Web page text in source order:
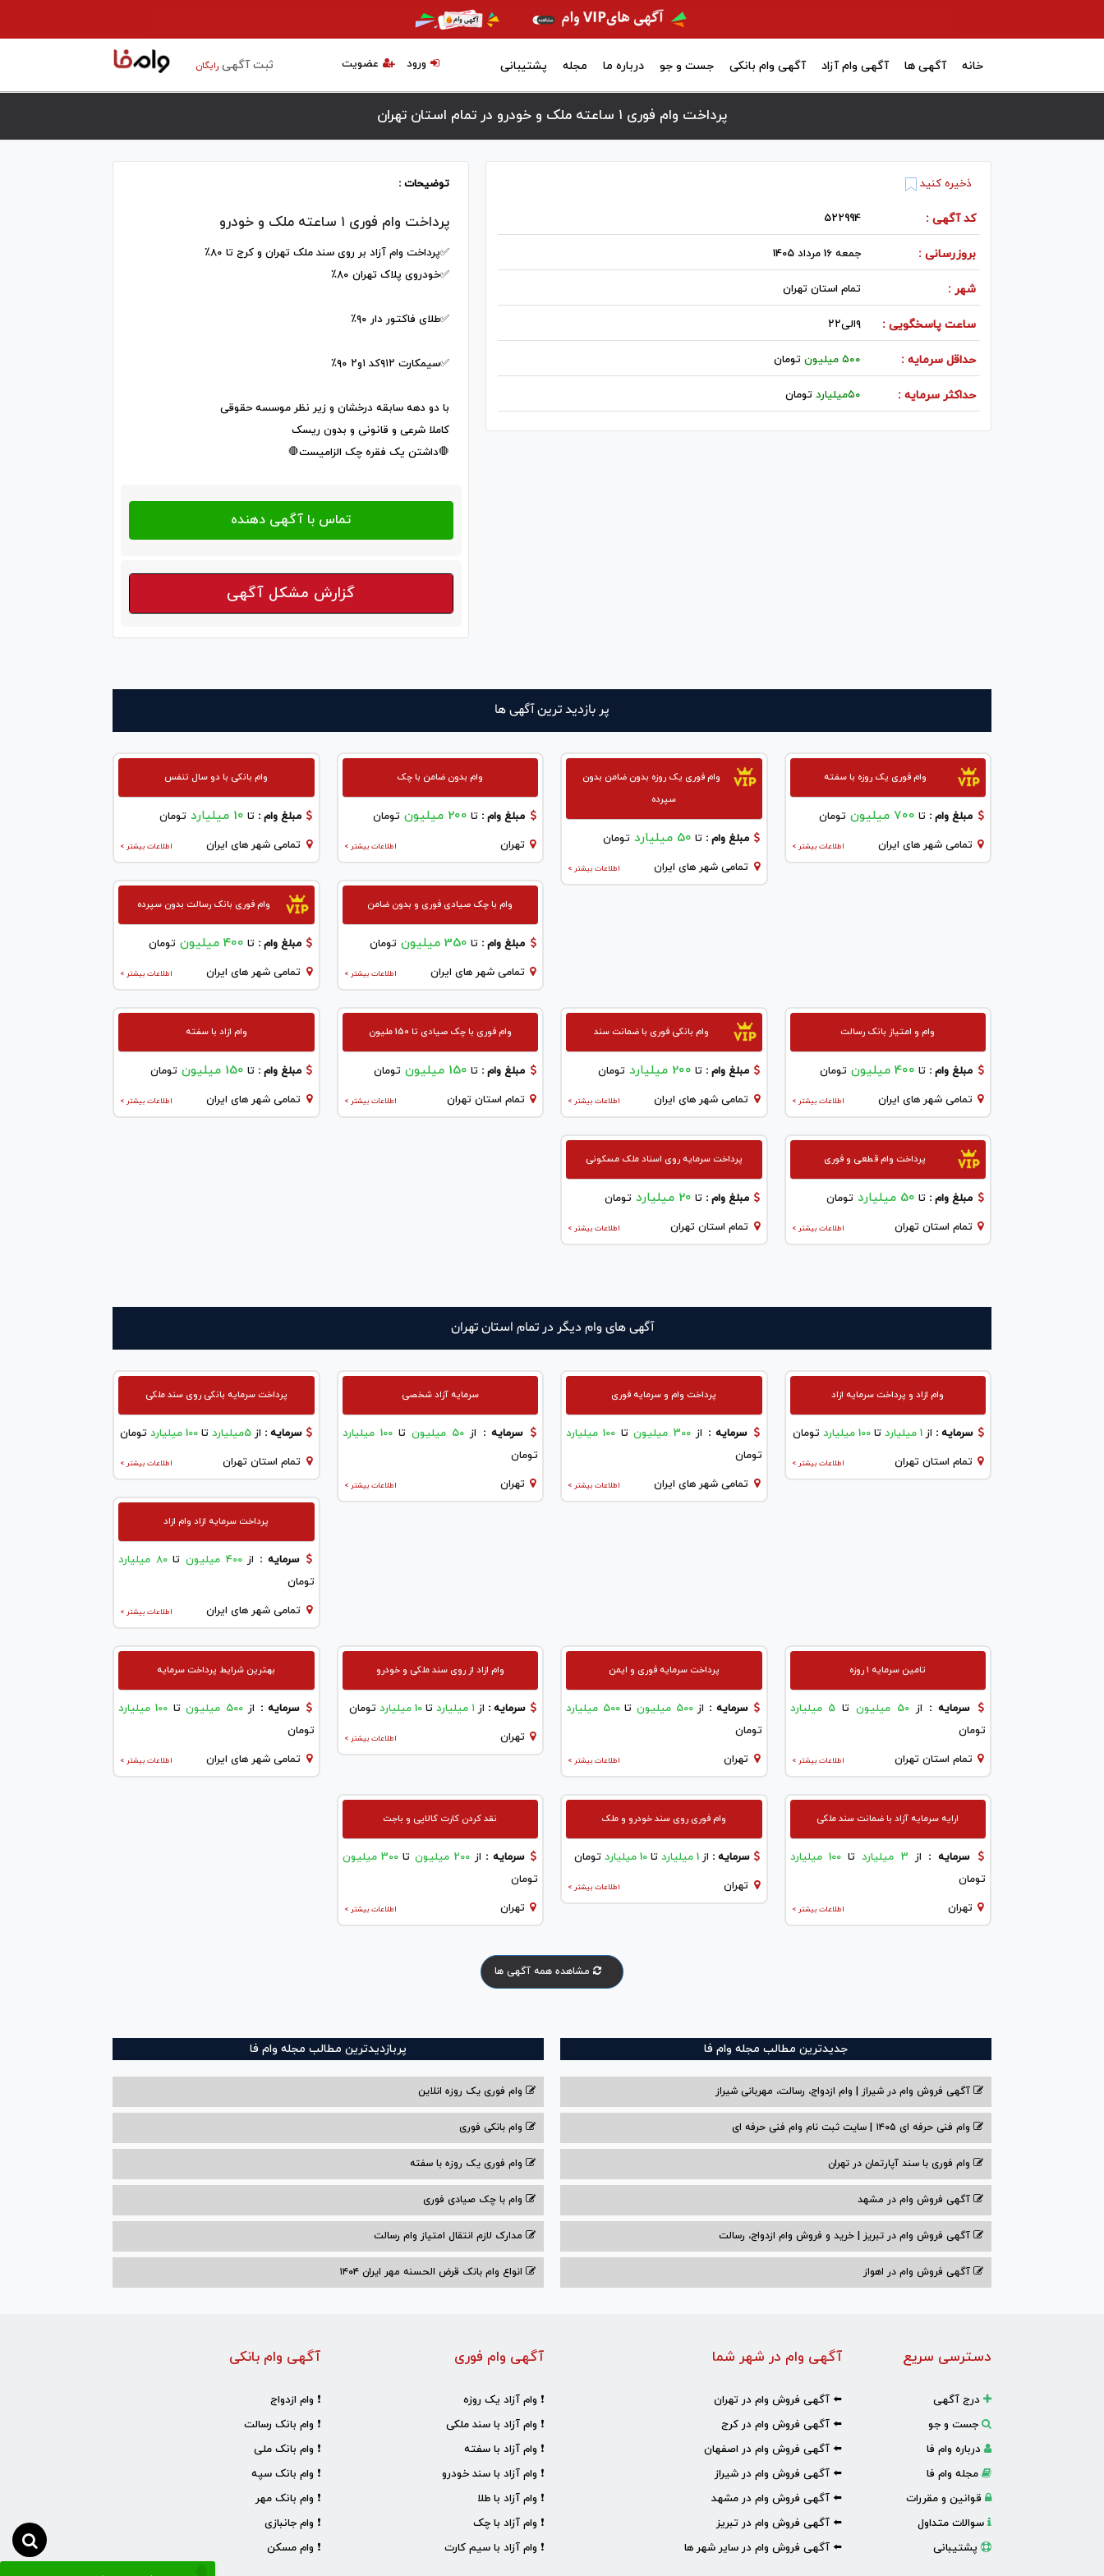
ثبت آگهیرایگان عضویت ورود خانه آگهی ها آگهی وام آزاد آگهی وام بانکی جست و جو درباره ما مجله پشتیبانی
پرداخت وام فوری ۱ ساعته ملک و خودرو در تمام استان تهران
ذخیره کنید
کد آگهی : 522994
بروزرسانی : جمعه 16 مرداد 1405
شهر : تمام استان تهران
ساعت پاسخگویی : ۹الی۲۲
حداقل سرمایه : ۵۰۰ میلیون تومان
حداکثر سرمایه : ۵۰میلیارد تومان
توضیحات :
پرداخت وام فوری ۱ ساعته ملک و خودرو
✅پرداخت وام آزاد بر روی سند ملک تهران و کرج تا ۸۰٪
✅خودروی پلاک تهران ۸۰٪
✅طلای فاکتور دار ۹۰٪
✅سیمکارت ۹۱۲کد ۱و۲ ۹۰٪
با د‌و‌ دهه سابقه درخشان و زیر نظر موسسه حقوقی
کاملا شرعی و قانونی و بدون ریسک
🛑داشتن یک فقره چک الزامیست🛑
گزارش مشکل آگهی
پر بازدید ترین آگهی ها
وام فوری یک روزه با سفته
مبلغ وام : تا 700 میلیون تومان
اطلاعات بیشتر > تمامی شهر های ایران
وام فوری یک روزه بدون ضامن بدون
سپرده
مبلغ وام :تا 50 میلیارد تومان
اطلاعات بیشتر > تمامی شهر های ایران
وام بدون ضامن با چک
مبلغ وام : تا 200 میلیون تومان
اطلاعات بیشتر > تهران
وام بانکی با دو سال تنفس
مبلغ وام :تا 10 میلیارد تومان
اطلاعات بیشتر > تمامی شهر های ایران
وام با چک صیادی فوری و بدون ضامن
مبلغ وام : تا 350 میلیون تومان
اطلاعات بیشتر > تمامی شهر های ایران
وام فوری بانک رسالت بدون سپرده
مبلغ وام :تا 400 میلیون تومان
اطلاعات بیشتر > تمامی شهر های ایران
وام و امتیاز بانک رسالت
مبلغ وام : تا 400 میلیون تومان
اطلاعات بیشتر > تمامی شهر های ایران
وام بانکی فوری با ضمانت سند
مبلغ وام :تا 200 میلیارد تومان
اطلاعات بیشتر > تمامی شهر های ایران
وام فوری با چک صیادی تا 150 ملیون
مبلغ وام : تا 150 میلیون تومان
اطلاعات بیشتر > تمام استان تهران
وام ازاد با سفته
مبلغ وام :تا 150 میلیون تومان
اطلاعات بیشتر > تمامی شهر های ایران
پرداخت وام قطعی و فوری
مبلغ وام : تا 50 میلیارد تومان
اطلاعات بیشتر > تمام استان تهران
پرداخت سرمایه روی اسناد ملک مسکونی
مبلغ وام :تا 20 میلیارد تومان
اطلاعات بیشتر > تمام استان تهران
آگهی های وام دیگر در تمام استان تهران
وام ازاد و پرداخت سرمایه ازاد
سرمایه : از 1 میلیارد تا 100 میلیارد تومان
اطلاعات بیشتر > تمام استان تهران
پرداخت وام و سرمایه فوری
سرمایه : از300 میلیون تا 100 میلیارد
تومان
اطلاعات بیشتر > تمامی شهر های ایران
سرمایه آزاد شخصی
سرمایه : از 50 میلیون تا100 میلیارد
تومان
اطلاعات بیشتر > تهران
پرداخت سرمایه بانکی روی سند ملکی
سرمایه : از5میلیارد تا100 میلیارد تومان
اطلاعات بیشتر > تمام استان تهران
پرداخت سرمایه ازاد وام ازاد
سرمایه : از400 میلیون تا80 میلیارد
تومان
اطلاعات بیشتر > تمامی شهر های ایران
تامین سرمایه ۱ روزه
سرمایه : از 50 میلیون تا 5 میلیارد
تومان
اطلاعات بیشتر > تمام استان تهران
پرداخت سرمایه فوری و ایمن
سرمایه : از500 میلیون تا500 میلیارد
تومان
اطلاعات بیشتر > تهران
وام ازاد از روی سند ملکی و خودرو
سرمایه : از ۱ میلیارد تا 10 میلیارد تومان
اطلاعات بیشتر > تهران
بهترین شرایط پرداخت سرمایه
سرمایه : از500 میلیون تا 100 میلیارد
تومان
اطلاعات بیشتر > تمامی شهر های ایران
ارایه سرمایه آزاد با ضمانت سند ملکی
سرمایه : از 3 میلیارد تا100 میلیارد
تومان
اطلاعات بیشتر > تهران
وام فوری روی سند خودرو و ملک
سرمایه : از1 میلیارد تا10 میلیارد تومان
اطلاعات بیشتر > تهران
نقد کردن کارت کالاپی و باجت
سرمایه : از 200 میلیون تا300 میلیون
تومان
اطلاعات بیشتر > تهران
مشاهده همه آگهی ها
جدیدترین مطالب مجله وام فا
آگهی فروش وام در شیراز | وام ازدواج، رسالت، مهربانی شیراز
وام فنی حرفه ای ۱۴۰۵ | سایت ثبت نام وام فنی حرفه ای
وام فوری با سند آپارتمان در تهران
آگهی فروش وام در مشهد
آگهی فروش وام در تبریز | خرید و فروش وام ازدواج، رسالت
آگهی فروش وام در اهواز
پربازدیدترین مطالب مجله وام فا
وام فوری یک روزه انلاین
وام بانکی فوری
وام فوری یک روزه با سفته
وام با‌ چک صیادی‌ فوری
مدارک لازم انتقال امتیاز وام رسالت
انواع وام بانک قرض الحسنه مهر ایران ۱۴۰۴
آگهی وام بانکی
❗ وام ازدواج
❗ وام بانک رسالت
❗ وام بانک ملی
❗ وام بانک سپه
❗ وام بانک مهر
❗ وام جانبازی
❗ وام مسکن
آگهی وام فوری
❗ وام آزاد یک روزه
❗ وام آزاد با سند ملکی
❗ وام آزاد با سفته
❗ وام آزاد با سند خودرو
❗ وام آزاد با طلا
❗ وام آزاد با چک
❗ وام آزاد با سیم کارت
آگهی وام در شهر شما
⬅️ آگهی فروش وام در تهران
⬅️ آگهی فروش وام در کرج
⬅️ آگهی فروش وام در اصفهان
⬅️ آگهی فروش وام در شیراز
⬅️ آگهی فروش وام در مشهد
⬅️ آگهی فروش وام در تبریز
⬅️ آگهی فروش وام در سایر شهر ها
دسترسی سریع
درج آگهی
جست و جو
درباره وام فا
مجله وام فا
قوانین و مقررات
سوالات متداول
پشتیبانی